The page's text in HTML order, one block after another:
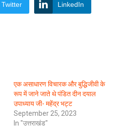
Twitter LinkedIn
एक असाधारण विचारक और बुद्धिजीवी के
रूप में जाने जाते थे पंडित दीन दयाल
उपाध्याय जी- महेंद्र भट्ट
September 25, 2023
In "उत्तराखंड"